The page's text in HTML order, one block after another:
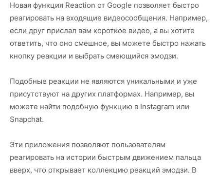
Новая функция Reaction от Google позволяет быстро
реагировать на входящие видеосообщения. Например,
если друг прислал вам короткое видео, а вы хотите
ответить, что оно смешное, вы можете быстро нажать
кнопку реакции и выбрать смеющийся эмодзи.
Подобные реакции не являются уникальными и уже
присутствуют на других платформах. Например, вы
можете найти подобную функцию в Instagram или
Snapchat.
Эти приложения позволяют пользователям
реагировать на истории быстрым движением пальца
вверх, что открывает коллекцию реакций эмодзи. В